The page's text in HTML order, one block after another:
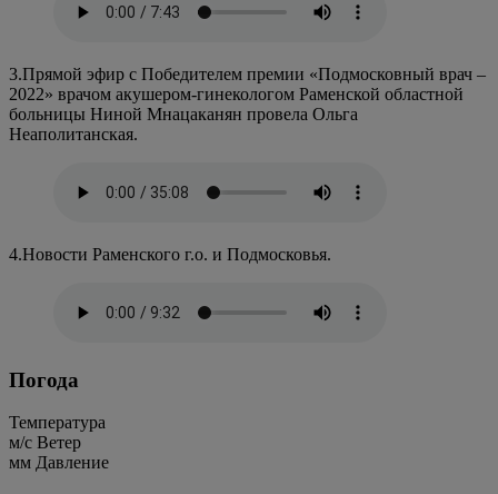
3.Прямой эфир с Победителем премии «Подмосковный врач –
2022» врачом акушером-гинекологом Раменской областной
больницы Ниной Мнацаканян провела Ольга
Неаполитанская.
4.Новости Раменского г.о. и Подмосковья.
Погода
Температура
м/c Ветер
мм Давление